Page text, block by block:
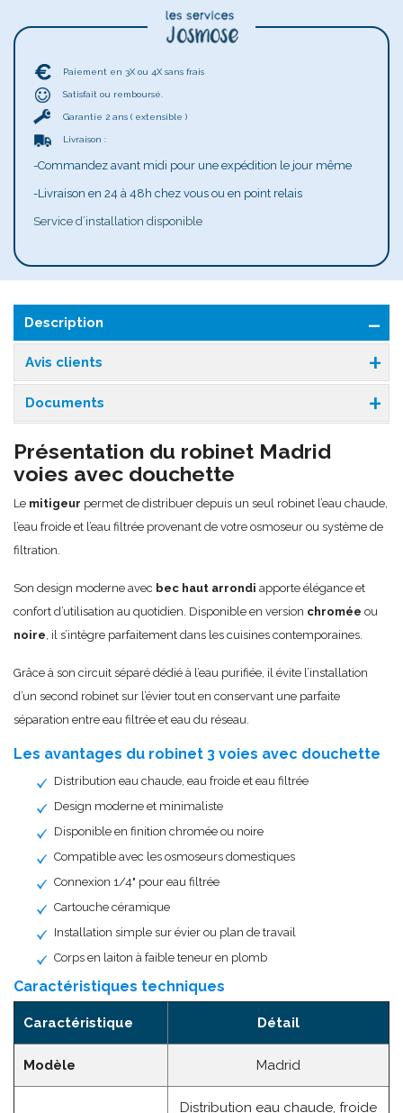
Paiement en 3X ou 4X sans frais
Satisfait ou remboursé.
Garantie 2 ans ( extensible )
Livraison :
-Commandez avant midi pour une expédition le jour même
-Livraison en 24 à 48h chez vous ou en point relais
Service d’installation disponible
Description
Avis clients
Documents
Présentation du robinet Madrid
voies avec douchette
Le mitigeur permet de distribuer depuis un seul robinet l’eau chaude,
l’eau froide et l’eau filtrée provenant de votre osmoseur ou système de
filtration.
Son design moderne avec bec haut arrondi apporte élégance et
confort d’utilisation au quotidien. Disponible en version chromée ou
noire , il s’intègre parfaitement dans les cuisines contemporaines.
Grâce à son circuit séparé dédié à l’eau purifiée, il évite l’installation
d’un second robinet sur l’évier tout en conservant une parfaite
séparation entre eau filtrée et eau du réseau.
Les avantages du robinet 3 voies avec douchette
Distribution eau chaude, eau froide et eau filtrée
Design moderne et minimaliste
Disponible en finition chromée ou noire
Compatible avec les osmoseurs domestiques
Connexion 1/4" pour eau filtrée
Cartouche céramique
Installation simple sur évier ou plan de travail
Corps en laiton à faible teneur en plomb
Caractéristiques techniques
Caractéristique Détail
Modèle Madrid
Distribution eau chaude, froide